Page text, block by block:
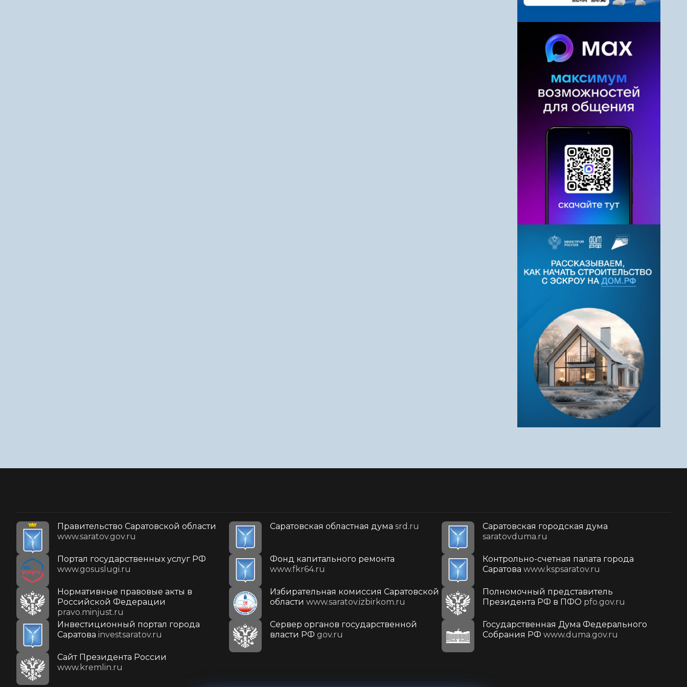
Правительство Саратовской области
www.saratov.gov.ru
Саратовская областная дума srd.ru
Саратовская городская дума
saratovduma.ru
Портал государственных услуг РФ
www.gosuslugi.ru
Фонд капитального ремонта
www.fkr64.ru
Контрольно-счетная палата города
Саратова www.kspsaratov.ru
Нормативные правовые акты в
Российской Федерации
pravo.minjust.ru
Избирательная комиссия Саратовской
области www.saratov.izbirkom.ru
Полномочный представитель
Президента РФ в ПФО pfo.gov.ru
Инвестиционный портал города
Саратова investsaratov.ru
Сервер органов государственной
власти РФ gov.ru
Государственная Дума Федерального
Собрания РФ www.duma.gov.ru
Cайт Президента России
www.kremlin.ru